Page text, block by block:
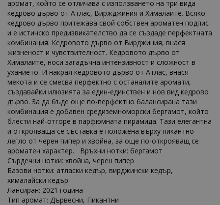
аромат, който се отличава с използването на три вида
кедрово дърво от Атлас, Виржджиния и Хималаите. Всяко
кедрово дърво притежава свой собствен ароматен подпис
и е истинско предизвикателство да се създаде перфектната
комбинация. Кедровото дърво от Вирджиния, внася
жизненост и чувствителност. Кедровото дърво от
Хималаите, носи загадъчна интензивност и сложност в
уханието. И накрая кедровото дърво от Атлас, внася
мекота и се смесва перфектно с останалите аромати,
създавайки илюзията за един-единствен и нов вид кедрово
дърво. За да бъде още по-перфектно балансирана тази
комбинация е добавен средиземноморски бергамот, който
блести най-отгоре в парфюмната пирамида. Тази елегантна
и открояваща се съставка е положена върху пикантно
легло от черен пипер и хвойна, за още по-открояващ се
ароматен характер. Връхни нотки: бергамот
Сърдечни нотки: хвойна, черен пипер
Базови нотки: атласки кедър, вирджински кедър,
хималайски кедър
Лансиран: 2021 година
Тип аромат: Дървесни, Пикантни